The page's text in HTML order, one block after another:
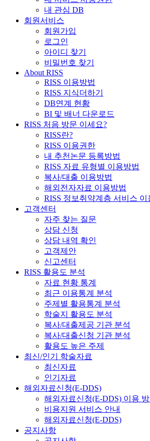
내 관심 DB
회원서비스
회원가입
로그인
아이디 찾기
비밀번호 찾기
About RISS
RISS 이용방법
RISS 지식더하기
DB연계 현황
BI 및 배너 다운로드
RISS 처음 방문 이세요?
RISS란?
RISS 이용권한
내 추천논문 등록방법
RISS 자료 유형별 이용방법
복사/대출 이용방법
해외전자자료 이용방법
RISS 정보취약계층 서비스 이
고객센터
자주 찾는 질문
상담 신청
상담 내역 확인
고객제안
신고센터
RISS 활용도 분석
자료 현황 통계
최근 이용통계 분석
주제별 활용통계 분석
학술지 활용도 분석
복사/대출제공 기관 분석
복사/대출신청 기관 분석
활용도 높은 주제
최신/인기 학술자료
최신자료
인기자료
해외자료신청(E-DDS)
해외자료신청(E-DDS) 이용
비용지원 서비스 안내
해외자료신청(E-DDS)
공지사항